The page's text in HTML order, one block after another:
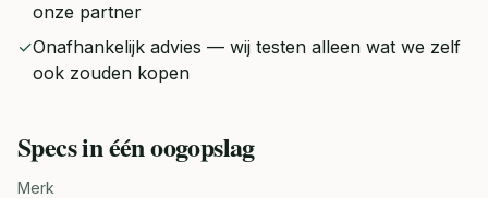
onze partner
✓Onafhankelijk advies — wij testen alleen wat we zelf
ook zouden kopen
Specs in één oogopslag
Merk